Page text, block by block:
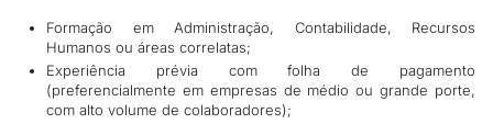
Formação em Administração, Contabilidade, Recursos
Humanos ou áreas correlatas;
Experiência prévia com folha de pagamento
(preferencialmente em empresas de médio ou grande porte,
com alto volume de colaboradores);